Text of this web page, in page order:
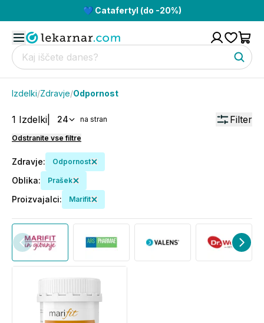
💙 Catafertyl (do -20%)
Izdelki/Zdravje/Odpornost
1 Izdelki 24 na stran Filter
Odstranite vse filtre
Zdravje: Odpornost
Oblika: Prašek
Proizvajalci: Marifit